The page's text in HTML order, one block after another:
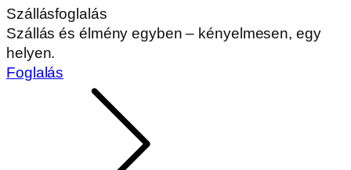
Szállásfoglalás
Szállás és élmény egyben – kényelmesen, egy
helyen.
Foglalás